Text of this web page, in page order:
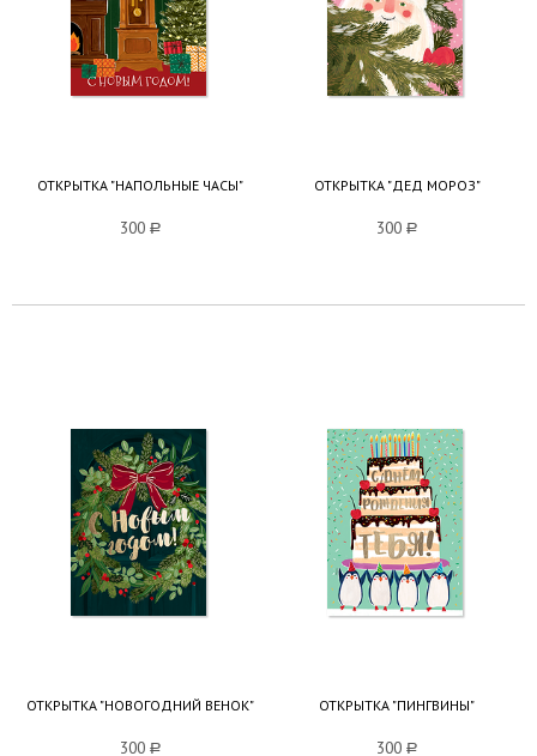
ОТКРЫТКА "НАПОЛЬНЫЕ ЧАСЫ"
300 a
ОТКРЫТКА "ДЕД МОРОЗ"
300 a
ОТКРЫТКА "НОВОГОДНИЙ ВЕНОК"
300 a
ОТКРЫТКА "ПИНГВИНЫ"
300 a